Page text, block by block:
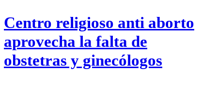
Centro religioso anti aborto
aprovecha la falta de
obstetras y ginecólogos